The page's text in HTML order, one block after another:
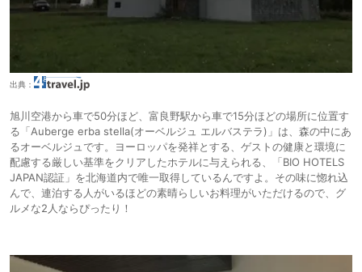
出典：
旭川空港から車で50分ほど、富良野駅から車で15分ほどの場所に位置す
る「Auberge erba stella(オーベルジュ エルバステラ)」は、森の中にあ
るオーベルジュです。ヨーロッパを発祥とする、ゲストの健康と環境に
配慮する厳しい基準をクリアしたホテルに与えられる、「BIO HOTELS
JAPAN認証」を北海道内で唯一取得しているんですよ。その味に惚れ込
んで、連泊する人がいるほどの素晴らしいお料理がいただけるので、グ
ルメな2人ならぴったり！